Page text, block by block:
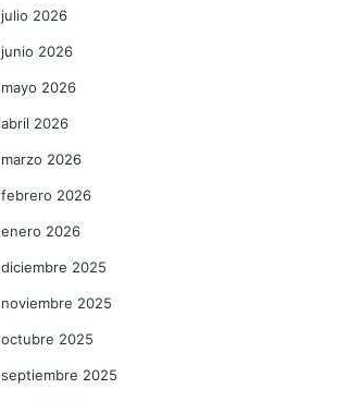
julio 2026
junio 2026
mayo 2026
abril 2026
marzo 2026
febrero 2026
enero 2026
diciembre 2025
noviembre 2025
octubre 2025
septiembre 2025